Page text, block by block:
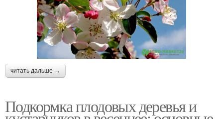
читать дальше →
Подкормка плодовых деревья и